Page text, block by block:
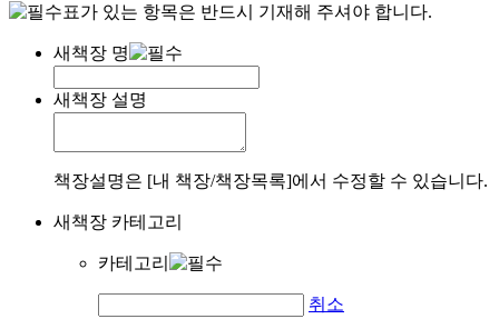
표가 있는 항목은 반드시 기재해 주셔야 합니다.
새책장 명
새책장 설명
책장설명은 [내 책장/책장목록]에서 수정할 수 있습니다.
새책장 카테고리
카테고리
취소